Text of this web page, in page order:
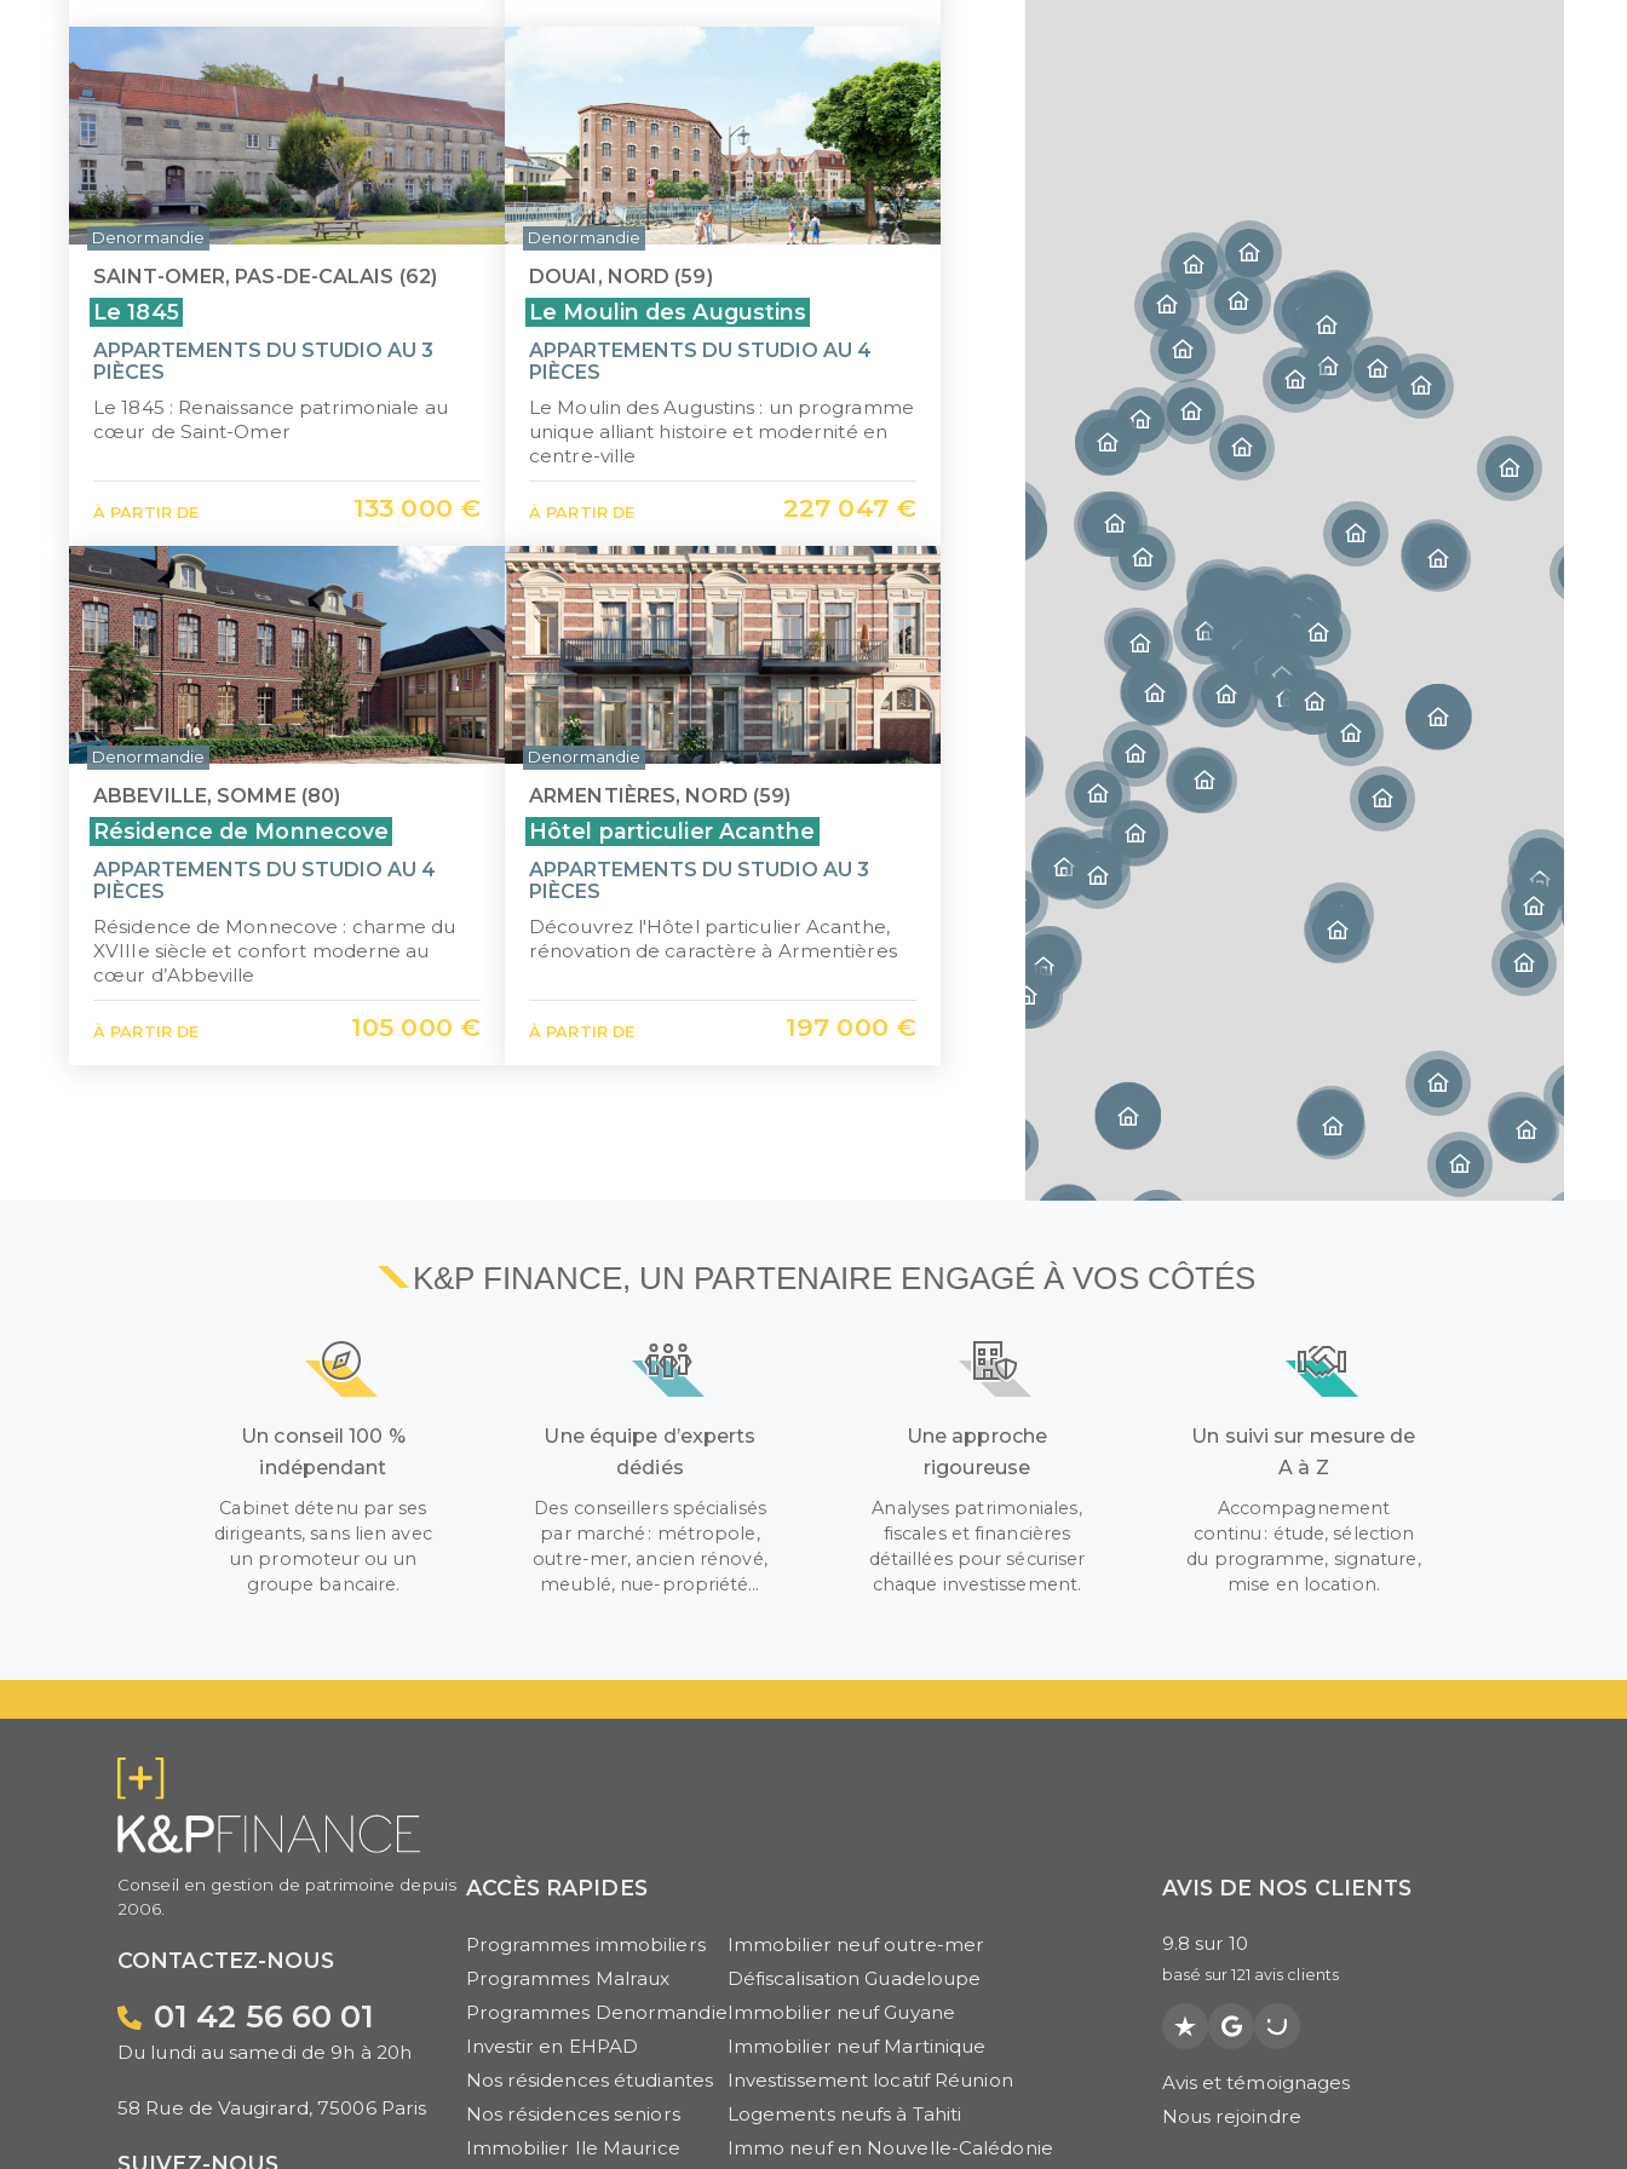
SAINT-OMER, PAS-DE-CALAIS (62)
Le 1845
APPARTEMENTS DU STUDIO AU 3
PIÈCES
Le 1845 : Renaissance patrimoniale au
cœur de Saint-Omer
À PARTIR DE 133 000 €
Denormandie
DOUAI, NORD (59)
Le Moulin des Augustins
APPARTEMENTS DU STUDIO AU 4
PIÈCES
Le Moulin des Augustins : un programme
unique alliant histoire et modernité en
centre-ville
À PARTIR DE 227 047 €
Denormandie
ABBEVILLE, SOMME (80)
Résidence de Monnecove
APPARTEMENTS DU STUDIO AU 4
PIÈCES
Résidence de Monnecove : charme du
XVIIIe siècle et confort moderne au
cœur d’Abbeville
À PARTIR DE 105 000 €
Denormandie
ARMENTIÈRES, NORD (59)
Hôtel particulier Acanthe
APPARTEMENTS DU STUDIO AU 3
PIÈCES
Découvrez l'Hôtel particulier Acanthe,
rénovation de caractère à Armentières
À PARTIR DE 197 000 €
Denormandie
K&P FINANCE, UN PARTENAIRE ENGAGÉ À VOS CÔTÉS
Un conseil 100 %
indépendant
Cabinet détenu par ses
dirigeants, sans lien avec
un promoteur ou un
groupe bancaire.
Une équipe d’experts
dédiés
Des conseillers spécialisés
par marché : métropole,
outre-mer, ancien rénové,
meublé, nue-propriété…
Une approche
rigoureuse
Analyses patrimoniales,
fiscales et financières
détaillées pour sécuriser
chaque investissement.
Un suivi sur mesure de
A à Z
Accompagnement
continu : étude, sélection
du programme, signature,
mise en location.
Conseil en gestion de patrimoine depuis
2006.
CONTACTEZ-NOUS
01 42 56 60 01
Du lundi au samedi de 9h à 20h
58 Rue de Vaugirard, 75006 Paris
SUIVEZ-NOUS
ACCÈS RAPIDES
Programmes immobiliers
Programmes Malraux
Programmes Denormandie
Investir en EHPAD
Nos résidences étudiantes
Nos résidences seniors
Immobilier Ile Maurice
Immobilier neuf outre-mer
Défiscalisation Guadeloupe
Immobilier neuf Guyane
Immobilier neuf Martinique
Investissement locatif Réunion
Logements neufs à Tahiti
Immo neuf en Nouvelle-Calédonie
AVIS DE NOS CLIENTS
9.8 sur10
basé sur121 avis clients
Trustpilot
GooglePagesJaunes
Avis et témoignages
Nous rejoindre